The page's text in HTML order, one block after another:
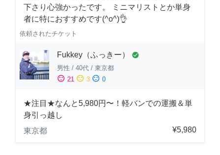
下さり心強かったです。 ミニマリストとか単身
者に特におすすめです(^o^)👌
依頼されたチケット
Fukkey（ふっきー） check_circle
男性 / 40代 / 東京都
sentiment_satisfied 21 sentiment_neutral 3 sentiment_dissatisfied 0
★注目★なんと5,980円〜！軽バンでの運搬＆単
身引っ越し
東京都
¥5,980